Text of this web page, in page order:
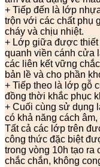
+ Tiếp đến là lớp
trộn với các chất phụ
cháy và chịu nhiệt.
+ Lớp giữa được
quanh viền cánh cửa
các liên kết vững
bản lề và cho phần
+ Tiếp theo là lớp gỗ
đồng thời khắc phục
+ Cuối cùng sử dụng
có khả năng cách
Tất cả các lớp trên
công thức đặc biệt
trong vòng 10h tạo ra
chắc chắn, không